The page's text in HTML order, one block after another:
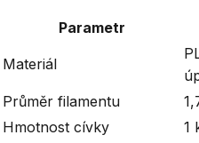
Parametr
Materiál
Průměr filamentu
Hmotnost cívky
1